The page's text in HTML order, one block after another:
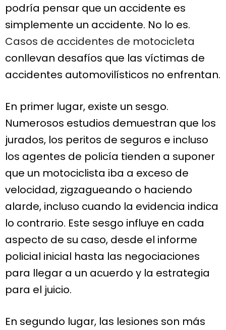
podría pensar que un accidente es
simplemente un accidente. No lo es.
Casos de accidentes de motocicleta
conllevan desafíos que las víctimas de
accidentes automovilísticos no enfrentan.
En primer lugar, existe un sesgo.
Numerosos estudios demuestran que los
jurados, los peritos de seguros e incluso
los agentes de policía tienden a suponer
que un motociclista iba a exceso de
velocidad, zigzagueando o haciendo
alarde, incluso cuando la evidencia indica
lo contrario. Este sesgo influye en cada
aspecto de su caso, desde el informe
policial inicial hasta las negociaciones
para llegar a un acuerdo y la estrategia
para el juicio.
En segundo lugar, las lesiones son más